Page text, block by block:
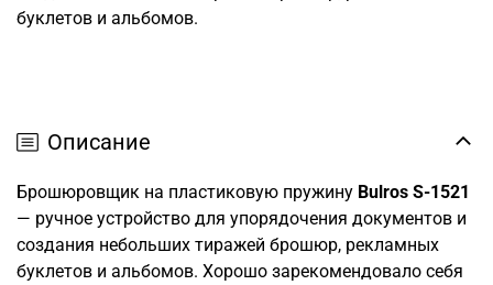
буклетов и альбомов.
Описание
Брошюровщик на пластиковую пружину Bulros S-1521
— ручное устройство для упорядочения документов и
создания небольших тиражей брошюр, рекламных
буклетов и альбомов. Хорошо зарекомендовало себя